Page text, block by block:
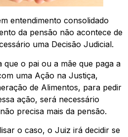
entendimento consolidado
da pensão não acontece de
uma Decisão Judicial.
que o pai ou a mãe que paga a
uma Ação na Justiça,
de Alimentos, para pedir
ação, será necessário
precisa mais da pensão.
o caso, o Juiz irá decidir se